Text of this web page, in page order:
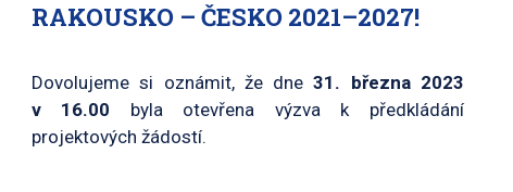
RAKOUSKO – ČESKO 2021–2027!
Dovolujeme si oznámit, že dne31. března 2023
v 16.00 byla otevřena výzva k předkládání
projektových žádostí.